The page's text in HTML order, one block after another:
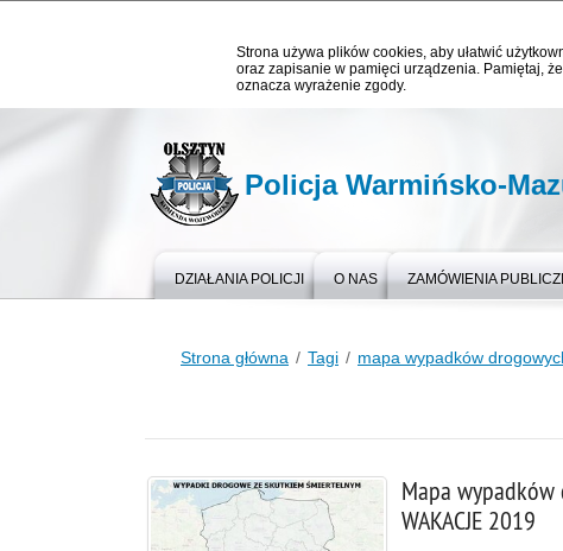
Strona używa plików cookies, aby ułatwić
oraz zapisanie w pamięci urządzenia. Pamiętaj,
oznacza wyrażenie zgody.
Policja Warmińsko-
DZIAŁANIA POLICJI O NAS ZAMÓWIENIA
Strona główna Tagi mapa wypadków
Mapa
WAKACJE 2019